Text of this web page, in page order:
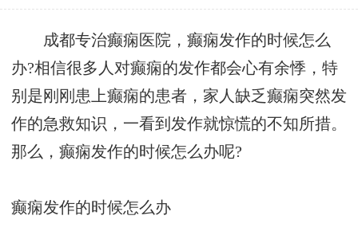
成都专治癫痫医院，癫痫发作的时候怎么
办?相信很多人对癫痫的发作都会心有余悸，特
别是刚刚患上癫痫的患者，家人缺乏癫痫突然发
作的急救知识，一看到发作就惊慌的不知所措。
那么，癫痫发作的时候怎么办呢?
癫痫发作的时候怎么办